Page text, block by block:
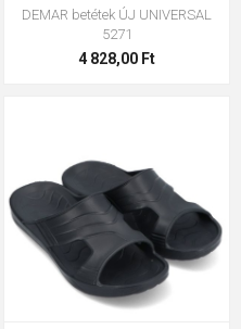
ügyfélszolgálat
elvárásainak. Akár elegáns
sportcipőt, strapabíró
túracipőt keres a
megtalálja a tökéletes
(GYIK)
DEMAR betétek ÚJ UNIVERSAL
5271
4 828,00 Ft